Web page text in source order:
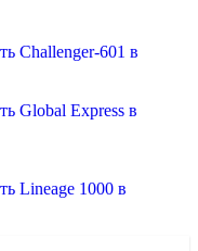
Challenger-601 в
Global Express в
Lineage 1000 в